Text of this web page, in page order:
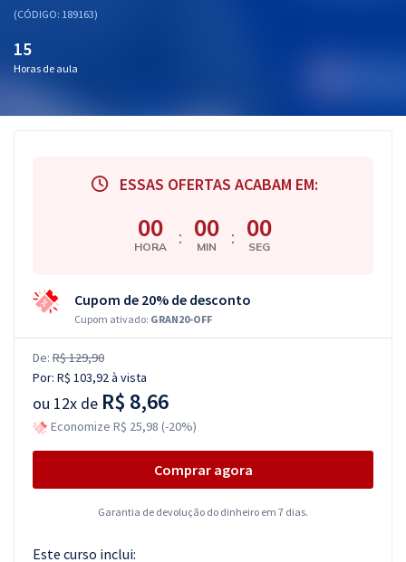
(CÓDIGO: 189163)
15
Horas de aula
ESSAS OFERTAS ACABAM EM:
00
HORA : 00
MIN : 00
SEG
Cupom de 20% de desconto
Cupom ativado: GRAN20-OFF
De: R$ 129,90
Por: R$ 103,92à vista
ou 12x de R$ 8,66
Economize R$ 25,98 (-20%)
Comprar agora
Garantia de devolução do dinheiro em 7 dias.
Este curso inclui: